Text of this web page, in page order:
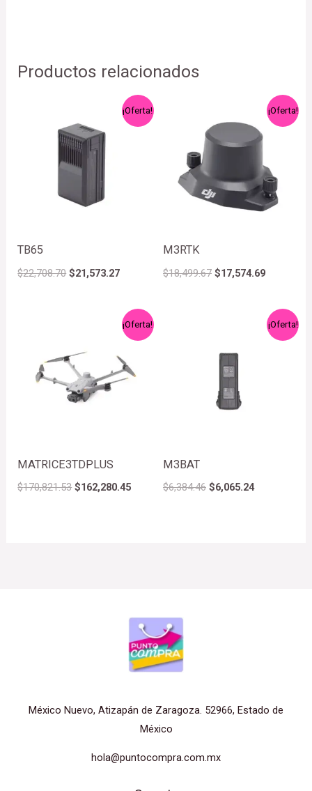
Productos relacionados
¡Oferta!
TB65
$22,708.70
original
era:
$22,708.70.
$21,573.27
El
precio
¡Oferta!
M3RTK
$18,499.67
era:
$17,574.69
El
precio
¡Oferta!
MATRICE3TDPLUS
$170,821.53
era:
$170,821.53.
$162,280.45
El
precio
$162,280.45.
¡Oferta!
M3BAT
$6,384.46
era:
$6,384.46.
$6,065.24
precio
México Nuevo, Atizapán de Zaragoza. 52966, Estado de
México
hola@puntocompra.com.mx